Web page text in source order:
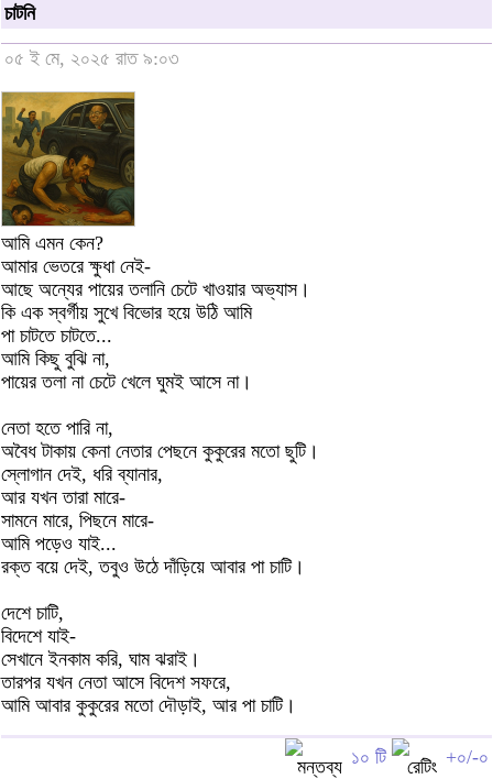
চাটনি
০৫ ই মে, ২০২৫ রাত ৯:০৩
আমি এমন কেন?
আমার ভেতরে ক্ষুধা নেই-
আছে অন্যের পায়ের তলানি চেটে খাওয়ার অভ্যাস।
কি এক স্বর্গীয় সুখে বিভোর হয়ে উঠি আমি
পা চাটতে চাটতে...
আমি কিছু বুঝি না,
পায়ের তলা না চেটে খেলে ঘুমই আসে না।
নেতা হতে পারি না,
অবৈধ টাকায় কেনা নেতার পেছনে কুকুরের মতো ছুটি।
স্লোগান দেই, ধরি ব্যানার,
আর যখন তারা মারে-
সামনে মারে, পিছনে মারে-
আমি পড়েও যাই...
রক্ত বয়ে দেই, তবুও উঠে দাঁড়িয়ে আবার পা চাটি।
দেশে চাটি,
বিদেশে যাই-
সেখানে ইনকাম করি, ঘাম ঝরাই।
তারপর যখন নেতা আসে বিদেশ সফরে,
আমি আবার কুকুরের মতো দৌড়াই, আর পা চাটি।
১০ টি +০/-০